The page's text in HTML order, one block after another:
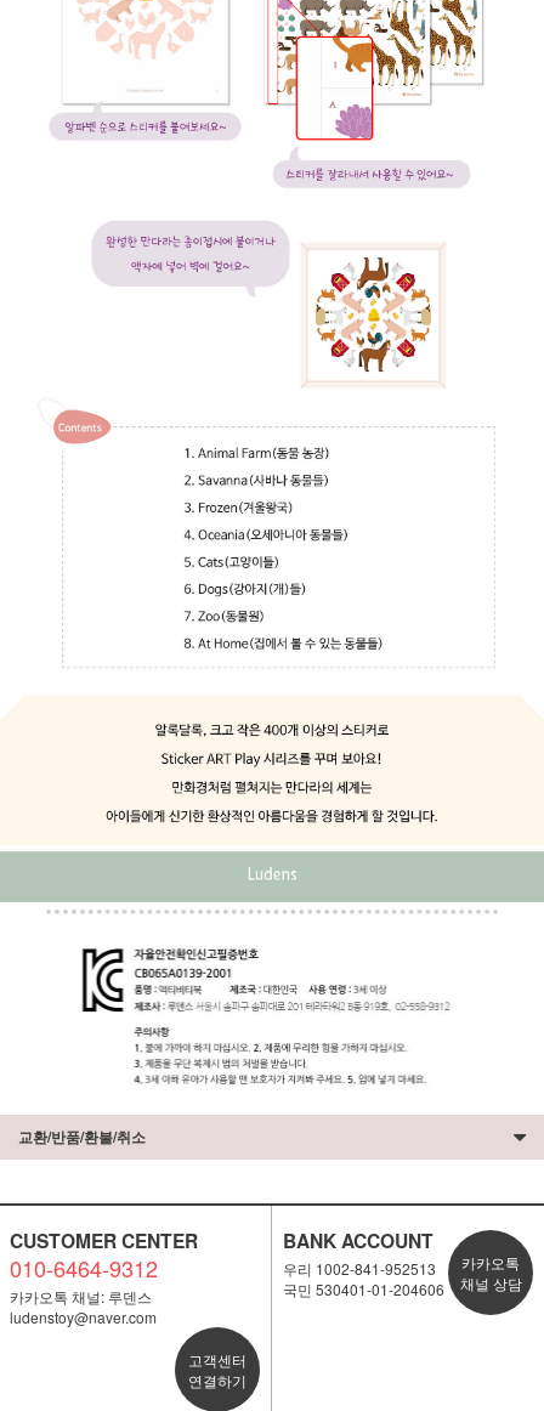
교환/반품/환불/취소
CUSTOMER CENTER
010-6464-9312
카카오톡 채널: 루덴스
ludenstoy@naver.com
고객센터
연결하기
BANK ACCOUNT
우리 1002-841-952513
국민 530401-01-204606
카카오톡
채널 상담